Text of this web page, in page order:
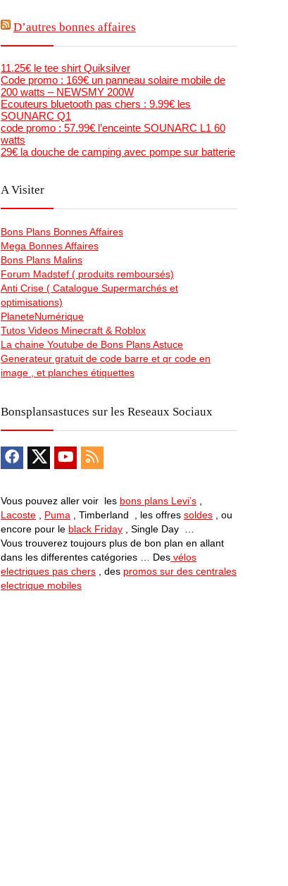
D’autres bonnes affaires
11.25€ le tee shirt Quiksilver
Code promo : 169€ un panneau solaire mobile de
200 watts – NEWSMY 200W
Ecouteurs bluetooth pas chers : 9.99€ les
SOUNARC Q1
code promo : 57.99€ l’enceinte SOUNARC L1 60
watts
29€ la douche de camping avec pompe sur batterie
A Visiter
Bons Plans Bonnes Affaires
Mega Bonnes Affaires
Bons Plans Malins
Forum Madstef ( produits remboursés)
Anti Crise ( Catalogue Supermarchés et
optimisations)
PlaneteNumérique
Tutos Videos Minecraft & Roblox
La chaine Youtube de Bons Plans Astuce
Generateur gratuit de code barre et qr code en
image , et planches étiquettes
Bonsplansastuces sur les Reseaux Sociaux
Vous pouvez aller voir les bons plans Levi’s
Lacoste
Puma , Timberland , les offres soldes , ou
encore pour le black Friday , Single Day …
Vous trouverez toujours plus de bon plan en allant
dans les differentes catégories … Des vélos
electriques pas chers , des promos sur des centrales
electrique mobiles